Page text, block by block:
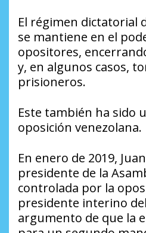
El régimen dictatorial
se mantiene en el
opositores,
y, en algunos casos,
prisioneros.
Este también ha sido
oposición venezolana.
En enero de 2019,
presidente de la
controlada por la
presidente interino
argumento de que la